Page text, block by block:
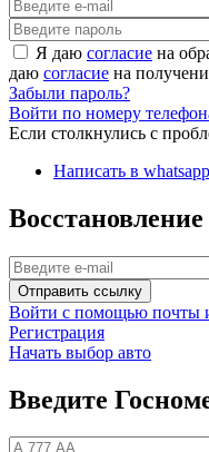
Я даю согласие на
даю согласие на
Забыли пароль?
Войти по номеру
Если столкнулись с
Написать в whatsapp
Отправить ссылку
Войти с помощью почты
Регистрация
Начать выбор авто
Введите